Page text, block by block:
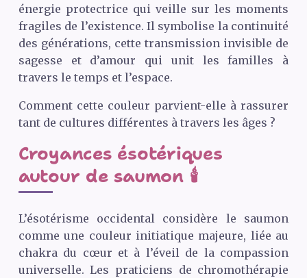
énergie protectrice qui veille sur les moments
fragiles de l’existence. Il symbolise la continuité
des générations, cette transmission invisible de
sagesse et d’amour qui unit les familles à
travers le temps et l’espace.
Comment cette couleur parvient-elle à rassurer
tant de cultures différentes à travers les âges ?
Croyances ésotériques
autour de saumon 🕯️
L’ésotérisme occidental considère le saumon
comme une couleur initiatique majeure, liée au
chakra du cœur et à l’éveil de la compassion
universelle. Les praticiens de chromothérapie